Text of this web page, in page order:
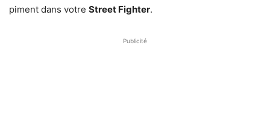
piment dans votre Street Fighter.
Publicité